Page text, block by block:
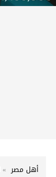
أهل مصر